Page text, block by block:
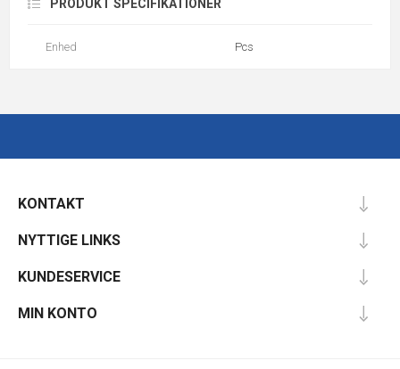
PRODUKT SPECIFIKATIONER
Enhed Pcs
KONTAKT
NYTTIGE LINKS
KUNDESERVICE
MIN KONTO